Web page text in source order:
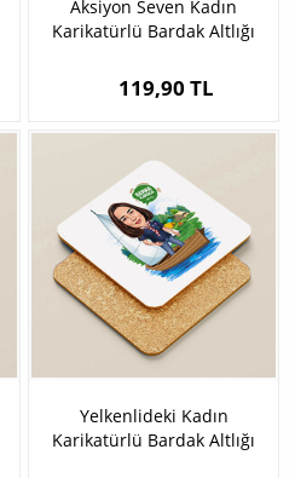
Aksiyon Seven Kadın
Karikatürlü Bardak Altlığı
119,90 TL
Yelkenlideki Kadın
Karikatürlü Bardak Altlığı